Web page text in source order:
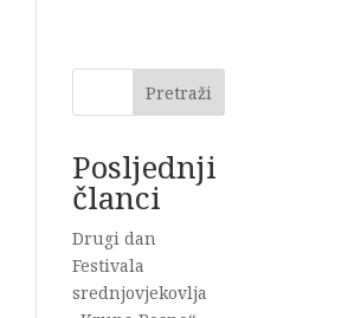
Pretraži
Posljednji
članci
Drugi dan
Festivala
srednjovjekovlja